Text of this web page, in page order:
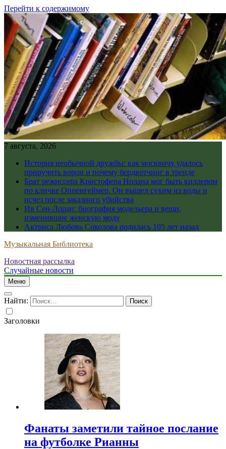
Перейти к содержимому
7 августа, 2026
История необычной дружбы: как москвичу удалось
приручить ворон и почему бердвотчинг в тренде
Брат режиссера Кристофера Нолана мог быть киллером
по кличке Оппенгеймер. Он вышел сухим из воды и
исчез после заказного убийства
Ив Сен-Лоран: биография модельера и вещи,
изменившие женскую моду
Актриса Любовь Соколова родилась 105 лет назад
Музыкальная Библиотека
Новостная рассылка
Случайные новости
Меню
Найти:
Заголовки
Фанаты заметили тайное послание
на футболке Рианны